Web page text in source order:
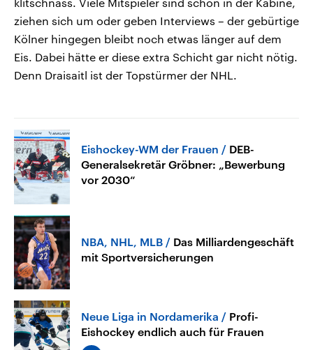
klitschnass. Viele Mitspieler sind schon in der Kabine,
ziehen sich um oder geben Interviews – der gebürtige
Kölner hingegen bleibt noch etwas länger auf dem
Eis. Dabei hätte er diese extra Schicht gar nicht nötig.
Denn Draisaitl ist der Topstürmer der NHL.
Eishockey-WM der Frauen
DEB-
Generalsekretär Gröbner: „Bewerbung
vor 2030“
NBA, NHL, MLB
Das Milliardengeschäft
mit Sportversicherungen
Neue Liga in Nordamerika
Profi-
Eishockey endlich auch für Frauen